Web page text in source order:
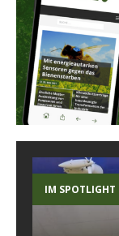
IM SPOTLIGHT